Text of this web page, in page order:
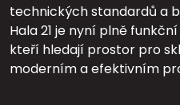
technických standardů a
Hala 21 je nyní plně
kteří hledají prostor pro
moderním a efektivním